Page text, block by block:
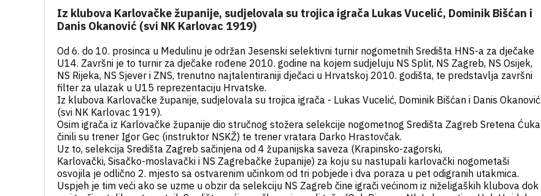
Iz klubova Karlovačke županije, sudjelovala su trojica igrača Lukas Vucelić, Dominik Bišćan i
Danis Okanović (svi NK Karlovac 1919)
Od 6. do 10. prosinca u Medulinu je održan Jesenski selektivni turnir nogometnih Središta HNS-a za dječake
U14. Završni je to turnir za dječake rođene 2010. godine na kojem sudjeluju NS Split, NS Zagreb, NS Osijek,
NS Rijeka, NS Sjever i ZNS, trenutno najtalentiraniji dječaci u Hrvatskoj 2010. godišta, te predstavlja završni
filter za ulazak u U15 reprezentaciju Hrvatske.
Iz klubova Karlovačke županije, sudjelovala su trojica igrača - Lukas Vucelić, Dominik Bišćan i Danis Okanović
(svi NK Karlovac 1919).
Osim igrača iz Karlovačke županije dio stručnog stožera selekcije nogometnog Središta Zagreb Sretena Ćuka
činili su trener Igor Gec (instruktor NSKŽ) te trener vratara Darko Hrastovčak.
Uz to, selekcija Središta Zagreb sačinjena od 4 županijska saveza (Krapinsko-zagorski,
Karlovački, Sisačko-moslavački i NS Zagrebačke županije) za koju su nastupali karlovački nogometaši
osvojila je odlično 2. mjesto sa ostvarenim učinkom od tri pobjede i dva poraza u pet odigranih utakmica.
Uspjeh je tim veći ako se uzme u obzir da selekciju NS Zagreb čine igrači većinom iz niželigaških klubova dok